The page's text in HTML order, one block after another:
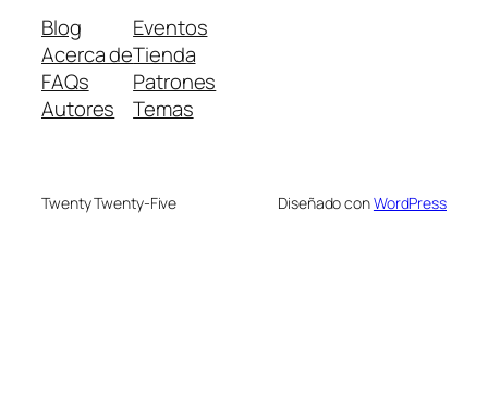
Blog
Acerca de
FAQs
Autores
Eventos
Tienda
Patrones
Temas
Twenty Twenty-Five Diseñado conWordPress